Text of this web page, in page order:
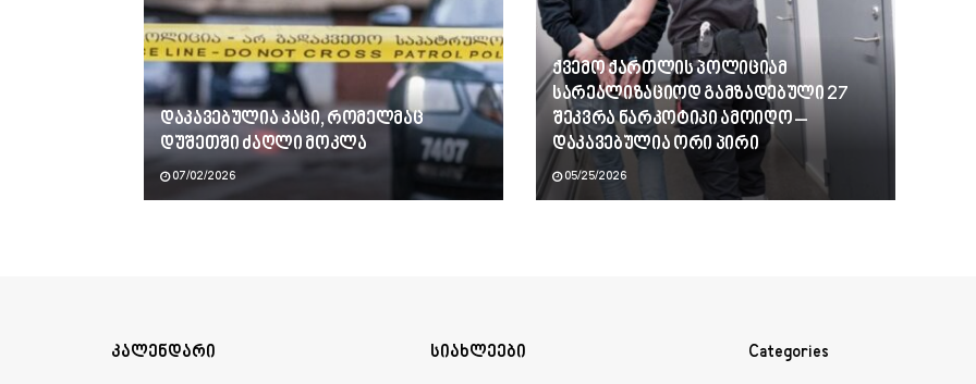
დაკავებულია კაცი, რომელმაც
დუშეთში ძაღლი მოკლა
07/02/2026
ქვემო ქართლის პოლიციამ
სარეალიზაციოდ გამზადებული 27
შეკვრა ნარკოტიკი ამოიღო –
დაკავებულია ორი პირი
05/25/2026
კალენდარი სიახლეები Categories